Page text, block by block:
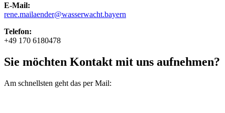
E-Mail:
rene.mailaender@wasserwacht.bayern
Telefon:
+49 170 6180478
Sie möchten Kontakt mit uns aufnehmen?
Am schnellsten geht das per Mail: